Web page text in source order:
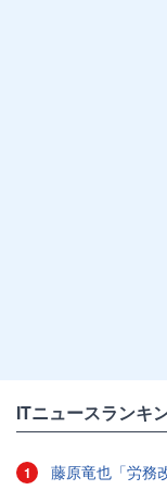
ITニュースランキ
1 藤原竜也「労務